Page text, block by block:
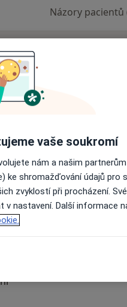
Názory pacientů
nejsou k dispozici
informace o svých
vaše soukromí
nám a našim
ke shromažďování údajů pro
zvyklostí při procházení.
v nastavení. Další informace